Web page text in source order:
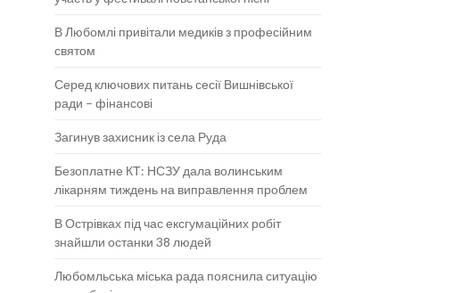
В Любомлі привітали медиків з професійним
святом
Серед ключових питань сесії Вишнівської
ради – фінансові
Загинув захисник із села Руда
Безоплатне КТ: НСЗУ дала волинським
лікарням тиждень на виправлення проблем
В Острівках під час ексгумаційних робіт
знайшли останки 38 людей
Любомльська міська рада пояснила ситуацію